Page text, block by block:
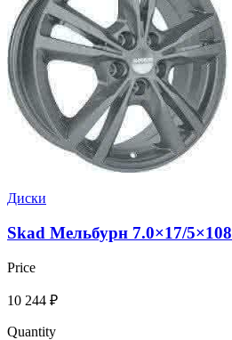
Диски
Skad Мельбурн 7.0×17/
Price
10 244 ₽
Quantity